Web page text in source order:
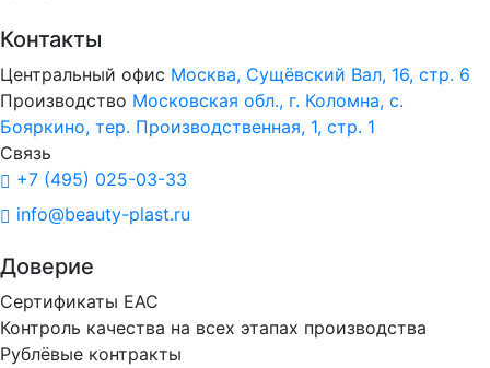
Контакты
Центральный офис Москва, Сущёвский Вал, 16, стр. 6
Производство Московская обл., г. Коломна, с.
Бояркино, тер. Производственная, 1, стр. 1
Связь
+7 (495) 025-03-33
info@beauty-plast.ru
Доверие
Сертификаты ЕАС
Контроль качества на всех этапах производства
Рублёвые контракты